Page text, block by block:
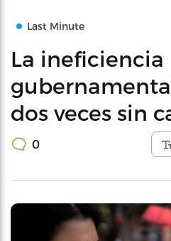
Last Minute
La ineficiencia
dos veces sin
0